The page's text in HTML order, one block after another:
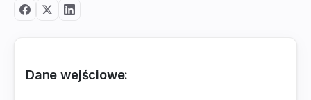
Dane wejściowe: